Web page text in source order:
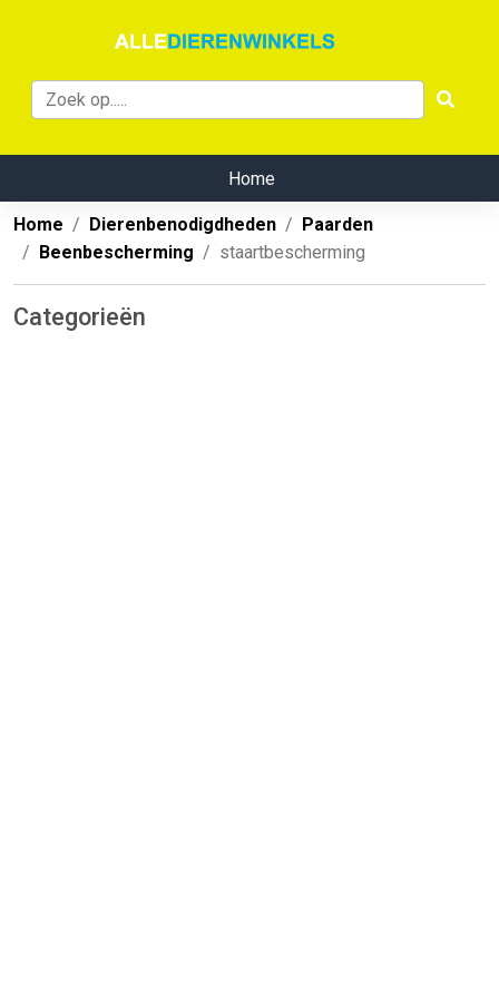
Home
Home Dierenbenodigdheden
Paarden
Beenbescherming
staartbescherming
Categorieën